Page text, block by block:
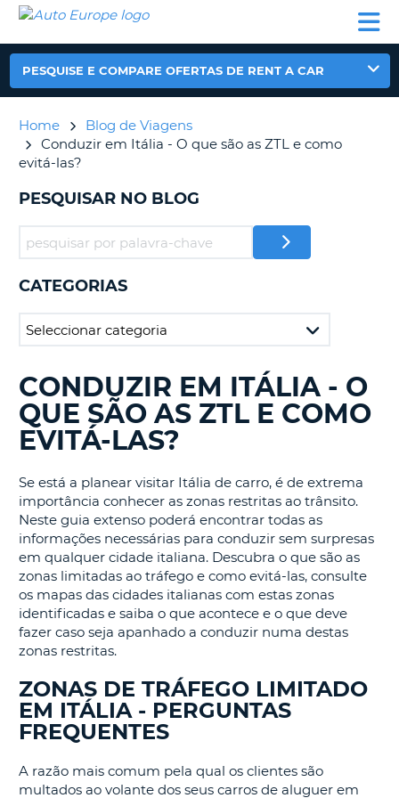
ALUGUER
CARROS
ALUGUER
CARAVANAS
AUTO
EUROPE
ALUGUER
CARROS
ALUGUER
DE
AUTO-
CARAVANAS
PARCEIROS
ASSISTÊNCIA
MINHA
GERIR
MINHA
PORTUGAL
PESQUISE E COMPARE OFERTAS DE RENT A CAR
Home
Blog de Viagens
Conduzir em Itália - O que são as ZTL e como
evitá-las?
PESQUISAR NO BLOG
CATEGORIAS
A
PROCURAR.........
CONDUZIR EM ITÁLIA - O
QUE SÃO AS ZTL E COMO
EVITÁ-LAS?
Se está a planear visitar Itália de carro, é de extrema
importância conhecer as zonas restritas ao trânsito.
Neste guia extenso poderá encontrar todas as
informações necessárias para conduzir sem surpresas
em qualquer cidade italiana. Descubra o que são as
zonas limitadas ao tráfego e como evitá-las, consulte
os mapas das cidades italianas com estas zonas
identificadas e saiba o que acontece e o que deve
fazer caso seja apanhado a conduzir numa destas
zonas restritas.
ZONAS DE TRÁFEGO LIMITADO
EM ITÁLIA - PERGUNTAS
FREQUENTES
A razão mais comum pela qual os clientes são
multados ao volante dos seus carros de aluguer em